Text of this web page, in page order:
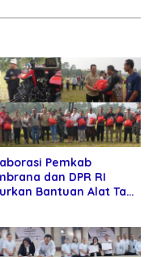
Pemkab
dan DPR RI
Bantuan Alat Tani